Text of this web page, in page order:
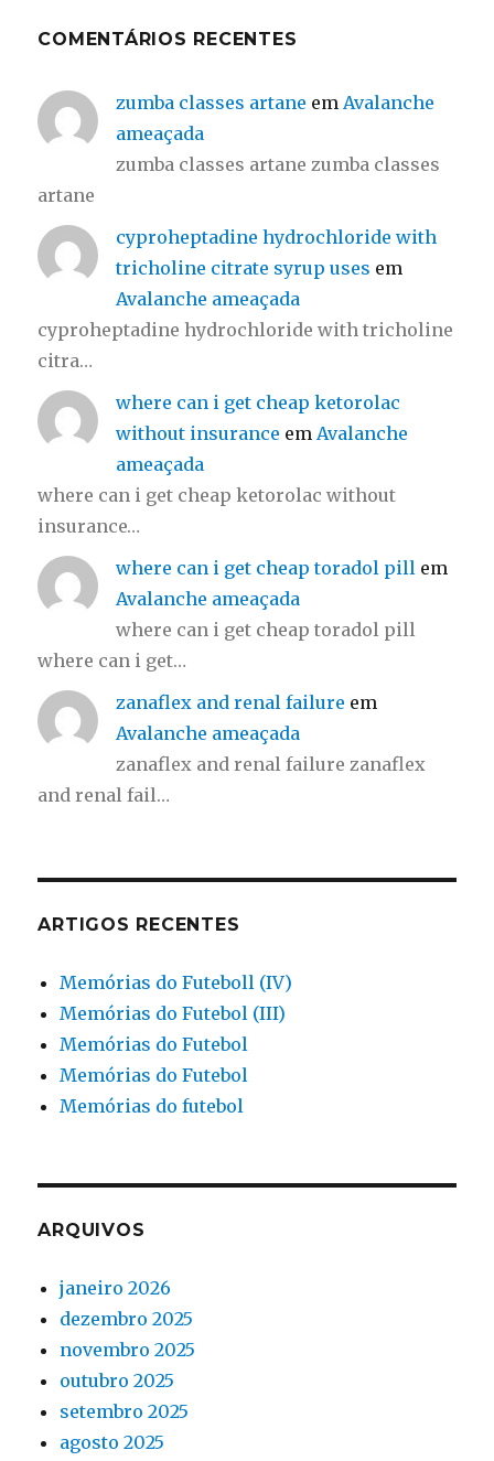
COMENTÁRIOS RECENTES
zumba classes artane em Avalanche
ameaçada
zumba classes artane zumba classes
artane
cyproheptadine hydrochloride with
tricholine citrate syrup uses em
Avalanche ameaçada
cyproheptadine hydrochloride with tricholine
citra…
where can i get cheap ketorolac
without insurance em Avalanche
ameaçada
where can i get cheap ketorolac without
insurance…
where can i get cheap toradol pill em
Avalanche ameaçada
where can i get cheap toradol pill
where can i get…
zanaflex and renal failure em
Avalanche ameaçada
zanaflex and renal failure zanaflex
and renal fail…
ARTIGOS RECENTES
Memórias do Futeboll (IV)
Memórias do Futebol (III)
Memórias do Futebol
Memórias do Futebol
Memórias do futebol
ARQUIVOS
janeiro 2026
dezembro 2025
novembro 2025
outubro 2025
setembro 2025
agosto 2025